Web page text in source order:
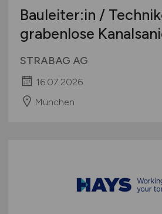
Bauleiter:in /
grabenlose
STRABAG AG
16.07.2026
München